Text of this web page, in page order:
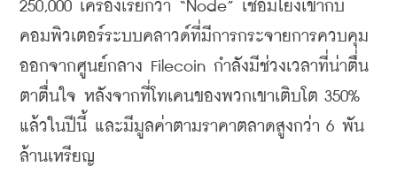
250,000 เครื่องเรียกว่า “Node” เชื่อมโยงเข้ากับ
คอมพิวเตอร์ระบบคลาวด์ที่มีการกระจายการควบคุม
ออกจากศูนย์กลาง Filecoin กำลังมีช่วงเวลาที่น่าตื่น
ตาตื่นใจ หลังจากที่โทเคนของพวกเขาเติบโต 350%
แล้วในปีนี้ และมีมูลค่าตามราคาตลาดสูงกว่า 6 พัน
ล้านเหรียญ